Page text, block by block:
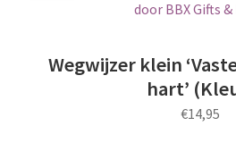
optie
kan
worden
Wegwijzer klein
hart’
€14,95